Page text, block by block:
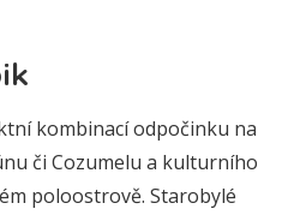
kombinací odpočinku na
či Cozumelu a kulturního
poloostrově. Starobylé